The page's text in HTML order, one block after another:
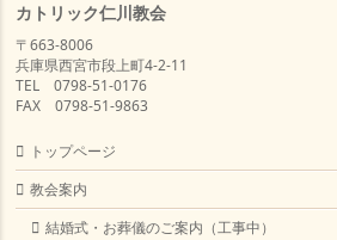
カトリック仁川教会
〒663-8006
兵庫県西宮市段上町4-2-11
TEL 0798-51-0176
FAX 0798-51-9863
トップページ
教会案内
結婚式・お葬儀のご案内（工事中）